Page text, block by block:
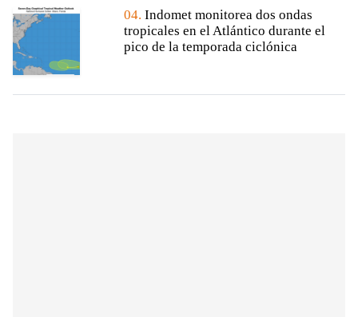
04. Indomet monitorea dos ondas
tropicales en el Atlántico durante el
pico de la temporada ciclónica